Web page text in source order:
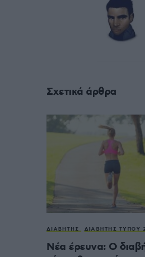
Σχετικά άρθρα
ΔΙΑΒΉΤΗΣ ΔΙΑΒΉΤΗΣ ΤΎΠΟΥ
Νέα έρευνα: Ο